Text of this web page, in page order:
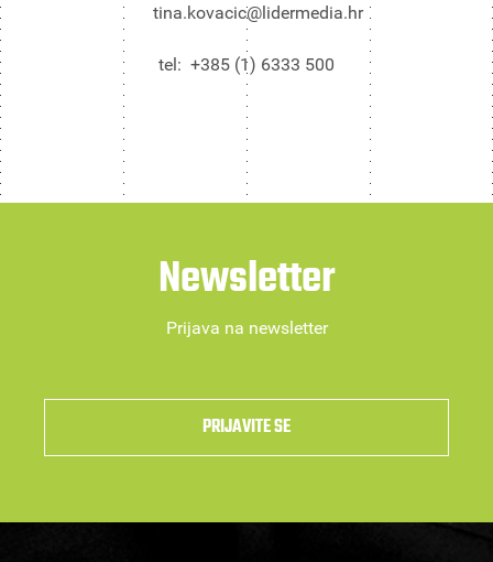
tina.kovacic@lidermedia.hr
tel: +385 (1) 6333 500
Newsletter
Prijava na newsletter
PRIJAVITE SE